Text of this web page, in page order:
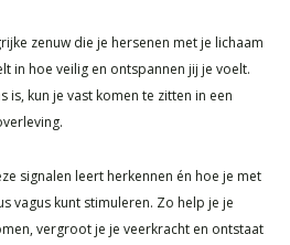
zenuw die je hersenen met je lichaam
in hoe veilig en ontspannen jij je voelt.
is, kun je vast komen te zitten in een
signalen leert herkennen én hoe je met
vagus kunt stimuleren. Zo help je je
vergroot je je veerkracht en ontstaat